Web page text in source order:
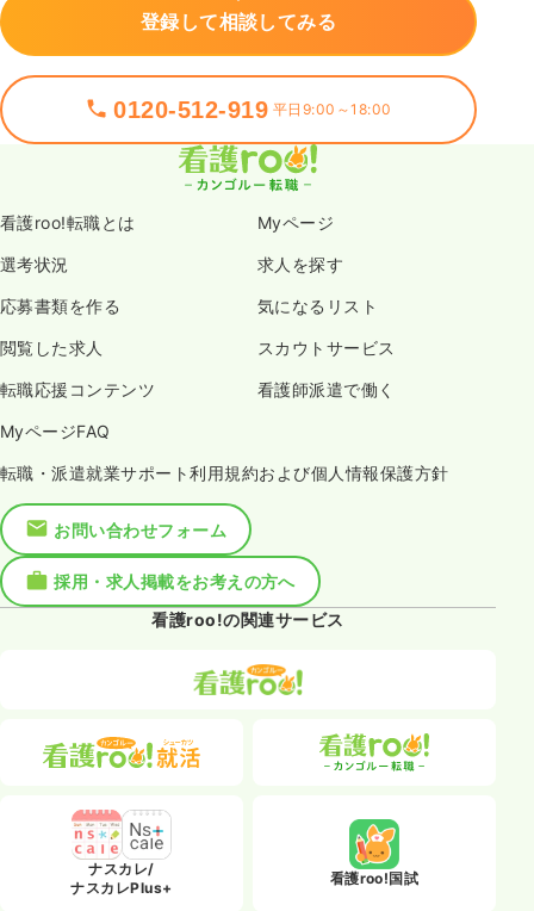
登録して相談してみる
0120-512-919 平日9:00～18:00
看護roo!転職とは Myページ
選考状況 求人を探す
応募書類を作る 気になるリスト
閲覧した求人 スカウトサービス
転職応援コンテンツ 看護師派遣で働く
MyページFAQ
転職・派遣就業サポート利用規約および個人情報保護方針
お問い合わせフォーム
採用・求人掲載をお考えの方へ
看護roo!の関連サービス
ナスカレ/
ナスカレPlus+
看護roo!国試